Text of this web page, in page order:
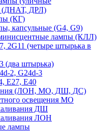
(ДНАТ, ДРЛ)
(КГ)
капсульные (G4, G9)
лампы (КЛЛ)
2G11 (четыре штырька в
(два штырька)
2, G24d-3
Е27, Е40
(ЛОН, МО, ДШ, ДС)
освещения МО
ДШ
ЛОН
лампы